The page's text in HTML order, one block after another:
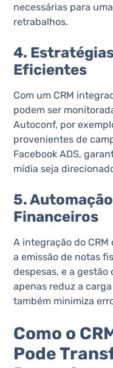
necessárias para
retrabalhos​​.
4.
Eficientes
Com um CRM
podem ser
Autoconf, por
provenientes de
Facebook ADS,
mídia seja
5.
Financeiros
A integração do
a emissão de notas
despesas, e a
apenas reduz a
também minimiza
Como o
Pode